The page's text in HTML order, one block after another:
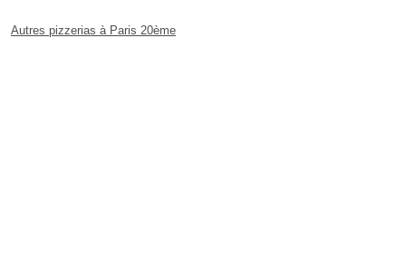
Autres pizzerias à Paris 20ème